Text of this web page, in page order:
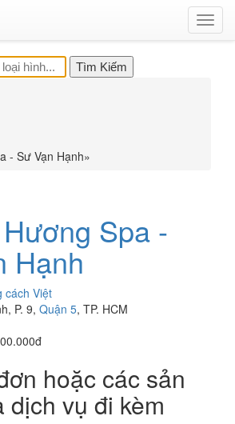
- Sư Vạn Hạnh»
Spa -
Hạnh
cách Việt
P. 9, Quận 5, TP. HCM
hoặc các sản
dịch vụ đi kèm